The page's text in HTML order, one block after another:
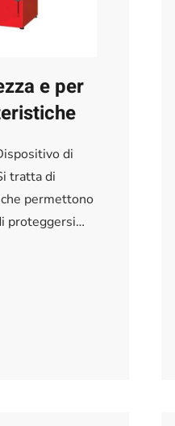
e per
di
tratta di
permettono
proteggersi…